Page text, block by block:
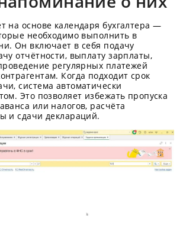
на основе календаря бухгалтера —
необходимо выполнить в
Он включает в себя подачу
отчётности, выплату зарплаты,
регулярных платежей
Когда подходит срок
система автоматически
Это позволяет избежать пропуска
или налогов, расчёта
и сдачи деклараций.